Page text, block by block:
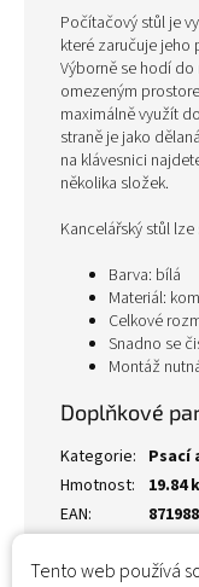
Tento web používá
Počítačový stůl je
které zaručuje
Výborně se hodí
omezeným
maximálně využít
straně je jako
na klávesnici
několika složek.
Kancelářský stůl
Barva: bílá
Materiál:
Celkové
Snadno se
Montáž
Doplňkové
Kategorie: Psací
Hmotnost:
19.84
EAN: